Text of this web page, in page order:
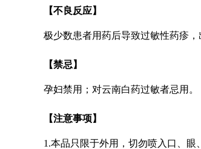
【不良反应】
极少数患者用药后导致过敏性药疹
【禁忌】
孕妇禁用；对云南白药过敏者忌用。
【注意事项】
1.本品只限于外用，切勿喷入口、眼